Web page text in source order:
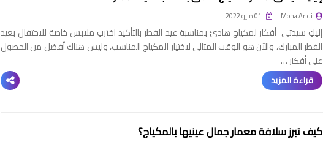
Mona Aridi
إليكِ سيدتي أفكار لمكياج هادئ بمناسبة عيد الفطر بالتأكيد اخترتِ ملابس خاصة للاحتفال بعيد
الفطر المبارك، والآن هو الوقت المثالي لاختيار المكياج المناسب، وليس هناك أفضل من الحصول
على أفكار …
قراءة المزيد
كيف تبرز سلافة معمار جمال عينيها بالمكياج؟